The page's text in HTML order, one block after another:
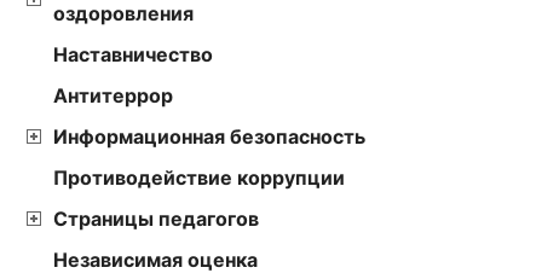
оздоровления
Наставничество
Антитеррор
Информационная безопасность
Противодействие коррупции
Страницы педагогов
Независимая оценка